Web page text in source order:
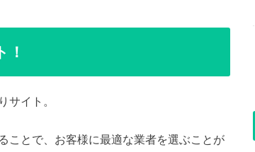
！
サイト。
ことで、お客様に最適な業者を選ぶことが